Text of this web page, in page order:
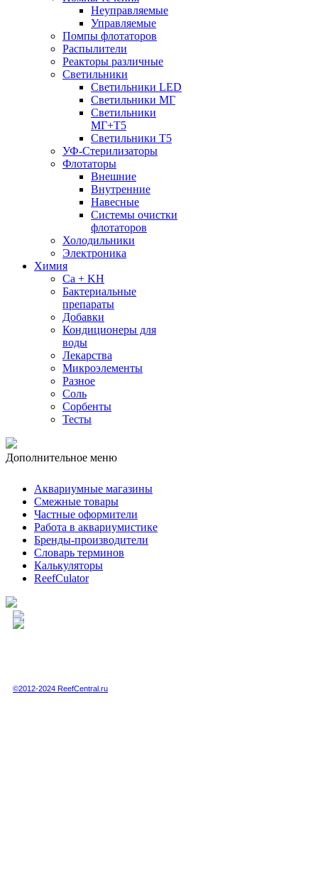
Неуправляемые
Управляемые
Помпы флотаторов
Распылители
Реакторы различные
Светильники
Светильники LED
Светильники МГ
Светильники
МГ+T5
Светильники Т5
УФ-Стерилизаторы
Флотаторы
Внешние
Внутренние
Навесные
Системы очистки
флотаторов
Холодильники
Электроника
Химия
Ca + KH
Бактериальные
препараты
Добавки
Кондиционеры для
воды
Лекарства
Микроэлементы
Разное
Соль
Сорбенты
Тесты
Дополнительное меню
Аквариумные магазины
Смежные товары
Частные оформители
Работа в аквариумистике
Бренды-производители
Словарь терминов
Калькуляторы
ReefCulator
©2012-2024 ReefCentral.ru